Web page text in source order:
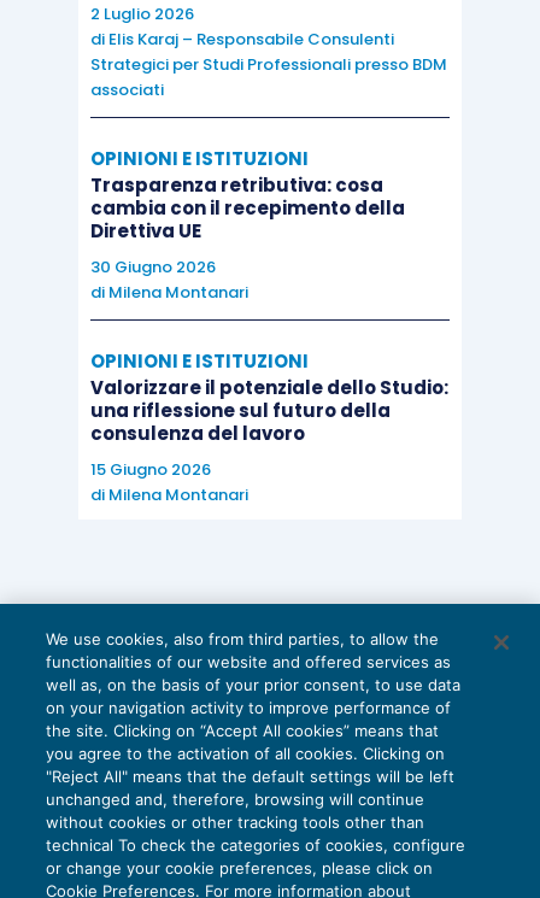
2 Luglio 2026
di Elis Karaj – Responsabile Consulenti
Strategici per Studi Professionali presso BDM
associati
OPINIONI E ISTITUZIONI
Trasparenza retributiva: cosa
cambia con il recepimento della
Direttiva UE
30 Giugno 2026
di Milena Montanari
OPINIONI E ISTITUZIONI
Valorizzare il potenziale dello Studio:
una riflessione sul futuro della
consulenza del lavoro
15 Giugno 2026
di Milena Montanari
We use cookies, also from third parties, to allow the
functionalities of our website and offered services as
well as, on the basis of your prior consent, to use data
on your navigation activity to improve performance of
the site. Clicking on “Accept All cookies” means that
you agree to the activation of all cookies. Clicking on
"Reject All" means that the default settings will be left
unchanged and, therefore, browsing will continue
without cookies or other tracking tools other than
technical To check the categories of cookies, configure
or change your cookie preferences, please click on
Cookie Preferences. For more information about